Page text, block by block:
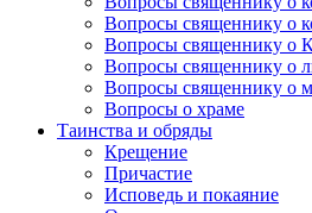
Вопросы священнику о
Вопросы священнику о
Вопросы священнику о
Вопросы священнику о
Вопросы о храме
Таинства и обряды
Крещение
Причастие
Исповедь и покаяние